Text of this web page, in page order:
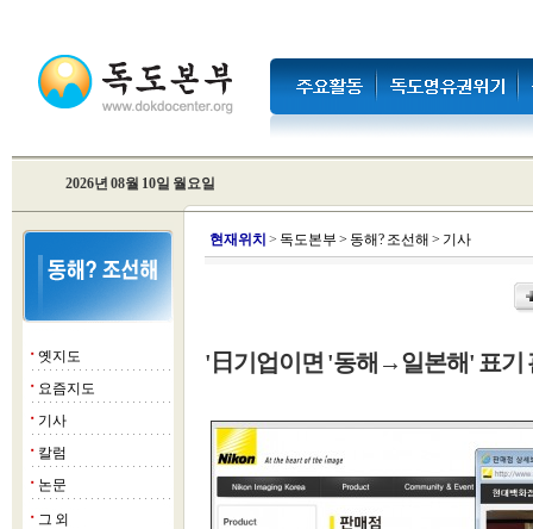
2026년 08월 10일 월요일
■ 옛지도
■ 요즘지도
■ 기사
■ 칼럼
■ 논문
■ 그 외
현재위치 > 독도본부 > 동해? 조선해 > 기사
'日기업이면 '동해→일본해' 표기